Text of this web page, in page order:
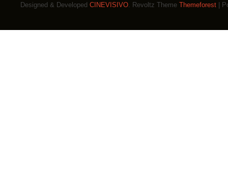
Designed & Developed CINEVISIVO. Revoltz Theme Themeforest |